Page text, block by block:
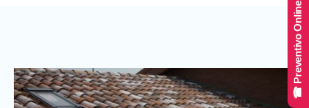
☎ Preventivo Online